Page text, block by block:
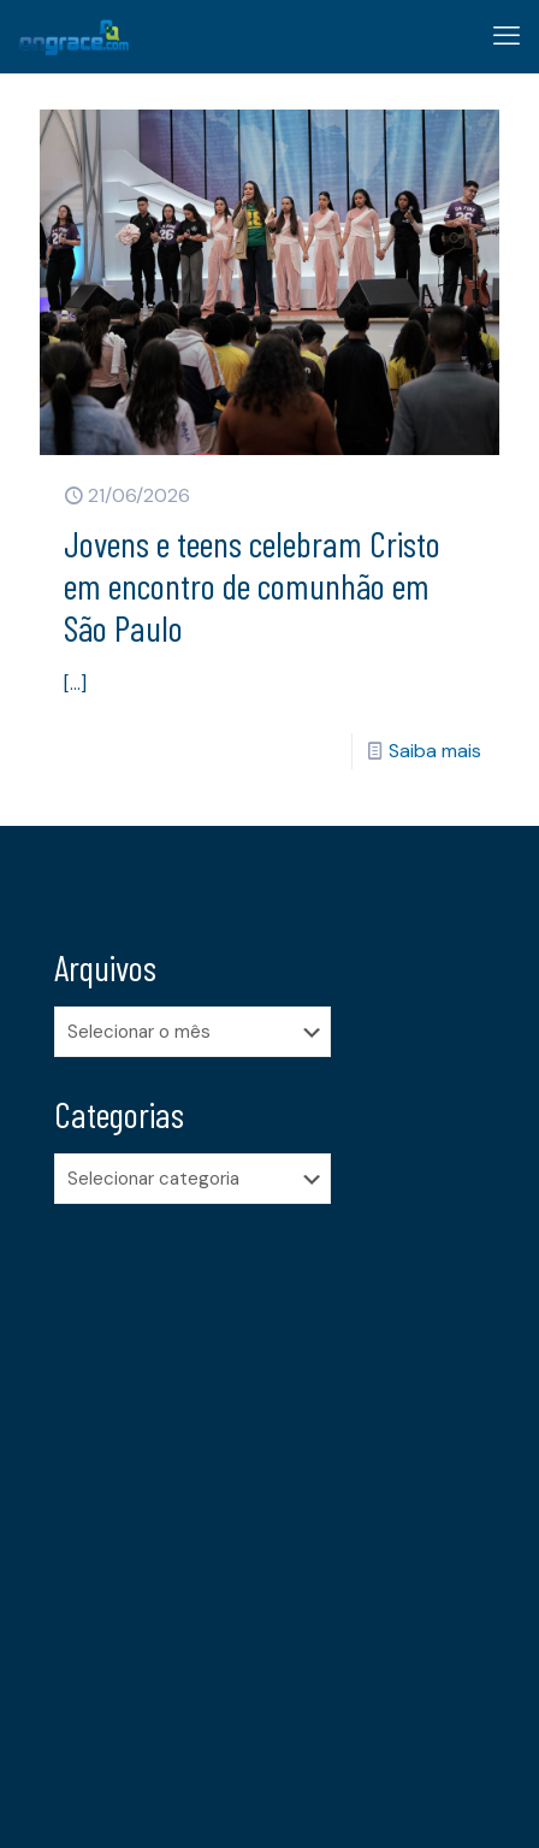
21/06/2026
Jovens e teens celebram Cristo
em encontro de comunhão em
São Paulo
[…]
Saiba mais
Arquivos
Arquivos
Categorias
Categorias